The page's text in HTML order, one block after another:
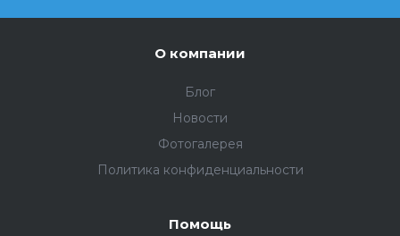
О компании
Блог
Новости
Фотогалерея
Политика конфиденциальности
Помощь